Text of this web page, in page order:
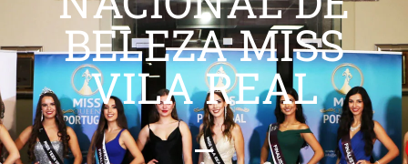
BELEZA MISS
VILA REAL